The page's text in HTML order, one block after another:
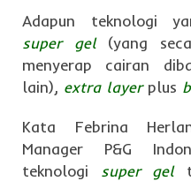
Adapun teknologi
super gel(yang
menyerap cairan
lain), extra layerplus
Kata Febrina
Manager P&G
teknologi super gel